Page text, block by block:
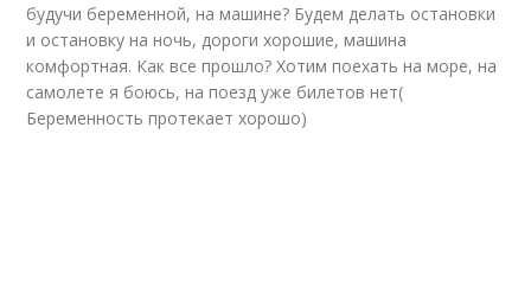
будучи беременной, на машине? Будем делать остановки
и остановку на ночь, дороги хорошие, машина
комфортная. Как все прошло? Хотим поехать на море, на
самолете я боюсь, на поезд уже билетов нет(
Беременность протекает хорошо)